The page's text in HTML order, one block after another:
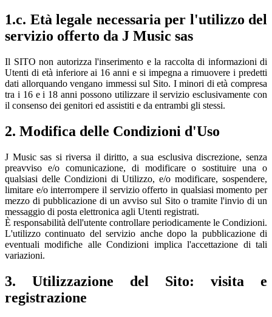
1.c. Età legale necessaria per l'utilizzo del
servizio offerto da J Music sas
Il SITO non autorizza l'inserimento e la raccolta di informazioni di
Utenti di età inferiore ai 16 anni e si impegna a rimuovere i predetti
dati allorquando vengano immessi sul Sito. I minori di età compresa
tra i 16 e i 18 anni possono utilizzare il servizio esclusivamente con
il consenso dei genitori ed assistiti e da entrambi gli stessi.
2. Modifica delle Condizioni d'Uso
J Music sas si riversa il diritto, a sua esclusiva discrezione, senza
preavviso e/o comunicazione, di modificare o sostituire una o
qualsiasi delle Condizioni di Utilizzo, e/o modificare, sospendere,
limitare e/o interrompere il servizio offerto in qualsiasi momento per
mezzo di pubblicazione di un avviso sul Sito o tramite l'invio di un
messaggio di posta elettronica agli Utenti registrati.
È responsabilità dell'utente controllare periodicamente le Condizioni.
L'utilizzo continuato del servizio anche dopo la pubblicazione di
eventuali modifiche alle Condizioni implica l'accettazione di tali
variazioni.
3. Utilizzazione del Sito: visita e
registrazione